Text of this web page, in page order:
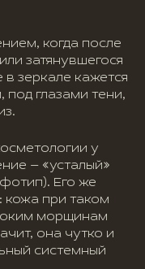
когда после
затянувшегося
зеркале кажется
под глазами тени,
у
— «усталый»
Его же
кожа при таком
морщинам
она чутко и
системный